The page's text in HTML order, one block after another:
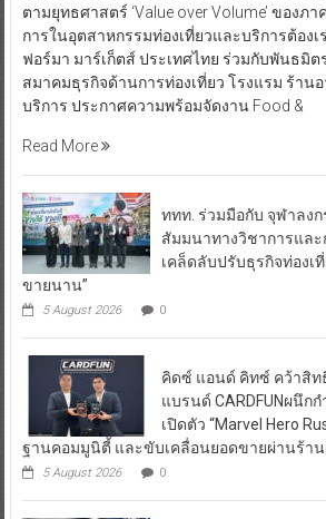
ตามยุทธศาสตร์ ‘Value over Volume’ ของภ
การในอุตสาหกรรมท่องเที่ยวและบริการต้อง
ฟอร์มา มาร์เก็ตส์ ประเทศไทย ร่วมกับพันธมิต
สมาคมธุรกิจด้านการท่องเที่ยว โรงแรม ร้าน
บริการ ประกาศความพร้อมจัดงาน Food &
Read More
ททท. ร่วมมือกับ จุฬาลง
สัมมนาทางวิชาการและ
เคล็ดลับปรับธุรกิจท่องเ
ขายนาน”
5 August 2026 0
คิดซ์ แอนด์ คิทซ์ คว้าสิ
แบรนด์ CARDFUNผนึก
เปิดตัว “Marvel Hero
ฐานคอมมูนิตี้ และขับเคลื่อนยอดขายผ่านร้าน
5 August 2026 0